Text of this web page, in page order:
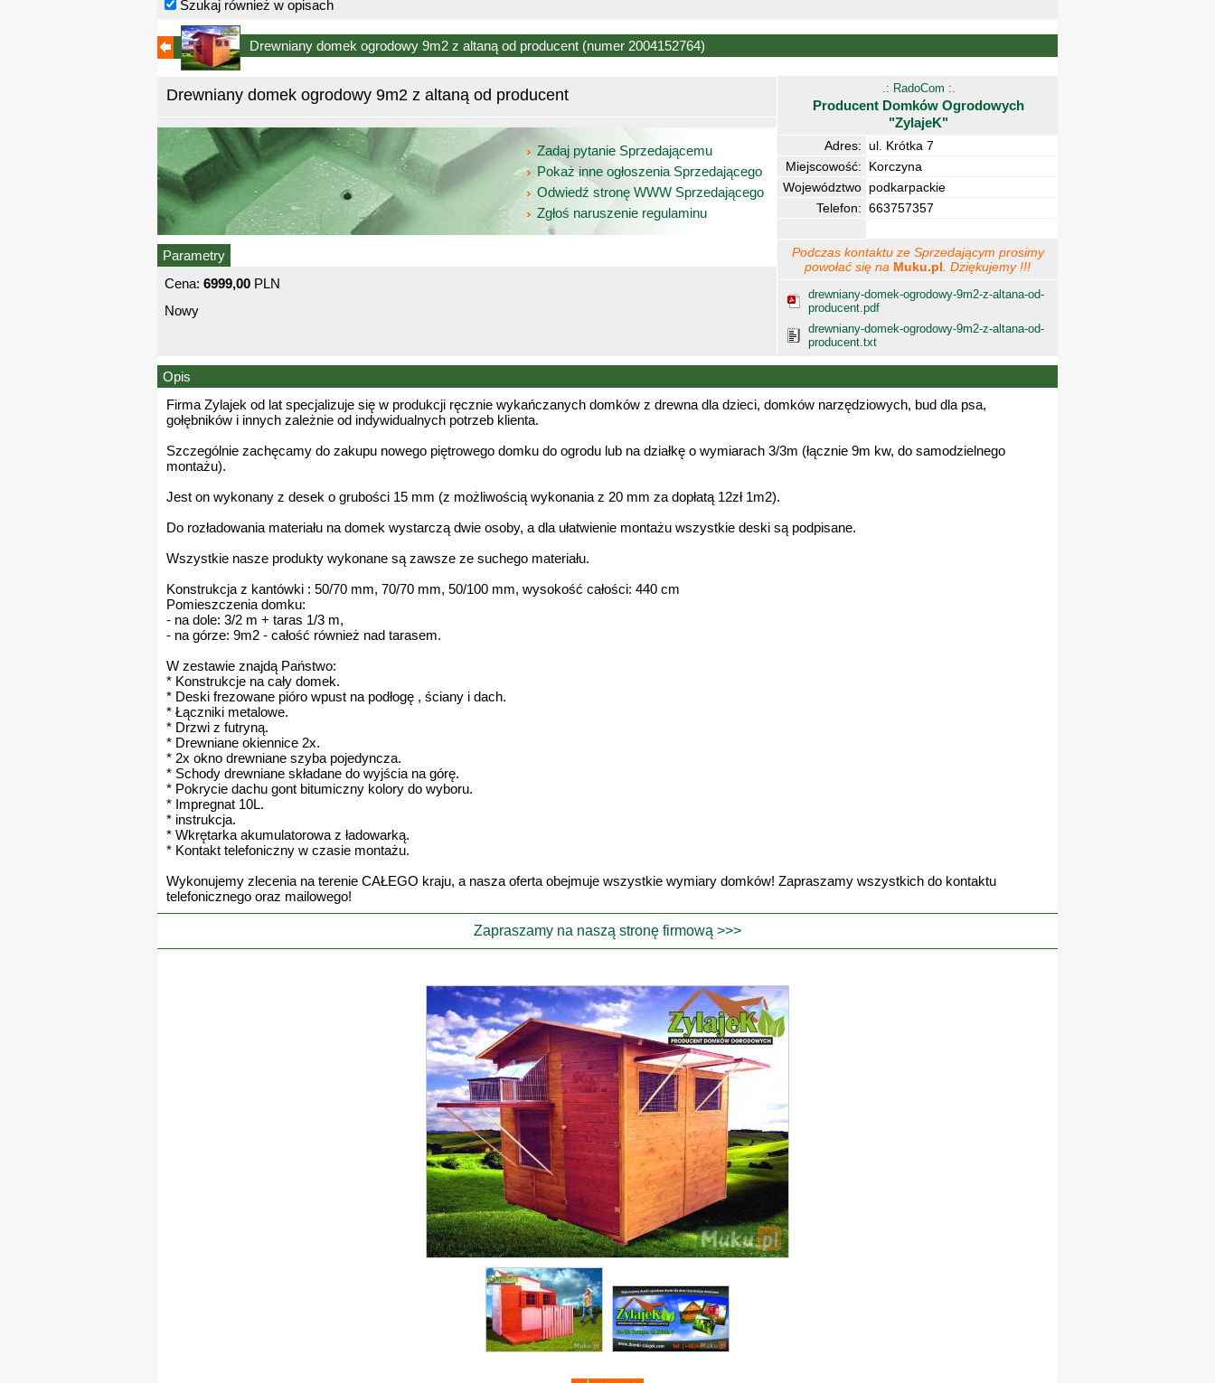
Szukaj również w opisach
Drewniany domek ogrodowy 9m2 z altaną od producent (numer 2004152764)
Drewniany domek ogrodowy 9m2 z altaną od producent
Zadaj pytanie Sprzedającemu
Pokaż inne ogłoszenia Sprzedającego
Odwiedź stronę WWW Sprzedającego
Zgłoś naruszenie regulaminu
Parametry
Cena: 6999,00 PLN
Nowy
.: RadoCom :.
Producent Domków Ogrodowych
"ZylajeK"
Adres: ul. Krótka 7
Miejscowość:
Korczyna
Województwo podkarpackie
Telefon: 663757357
Podczas kontaktu ze Sprzedającym prosimy
powołać się na Muku.pl . Dziękujemy !!!
drewniany-domek-ogrodowy-9m2-z-altana-od-
producent.pdf
drewniany-domek-ogrodowy-9m2-z-altana-od-
producent.txt
Opis
Firma Zylajek od lat specjalizuje się w produkcji ręcznie wykańczanych domków z drewna dla dzieci, domków narzędziowych, bud dla psa,
gołębników i innych zależnie od indywidualnych potrzeb klienta.
Szczególnie zachęcamy do zakupu nowego piętrowego domku do ogrodu lub na działkę o wymiarach 3/3m (łącznie 9m kw, do samodzielnego
montażu).
Jest on wykonany z desek o grubości 15 mm (z możliwością wykonania z 20 mm za dopłatą 12zł 1m2).
Do rozładowania materiału na domek wystarczą dwie osoby, a dla ułatwienie montażu wszystkie deski są podpisane.
Wszystkie nasze produkty wykonane są zawsze ze suchego materiału.
Konstrukcja z kantówki : 50/70 mm, 70/70 mm, 50/100 mm, wysokość całości: 440 cm
Pomieszczenia domku:
- na dole: 3/2 m + taras 1/3 m,
- na górze: 9m2 - całość również nad tarasem.
W zestawie znajdą Państwo:
* Konstrukcje na cały domek.
* Deski frezowane pióro wpust na podłogę , ściany i dach.
* Łączniki metalowe.
* Drzwi z futryną.
* Drewniane okiennice 2x.
* 2x okno drewniane szyba pojedyncza.
* Schody drewniane składane do wyjścia na górę.
* Pokrycie dachu gont bitumiczny kolory do wyboru.
* Impregnat 10L.
* instrukcja.
* Wkrętarka akumulatorowa z ładowarką.
* Kontakt telefoniczny w czasie montażu.
Wykonujemy zlecenia na terenie CAŁEGO kraju, a nasza oferta obejmuje wszystkie wymiary domków! Zapraszamy wszystkich do kontaktu
telefonicznego oraz mailowego!
Zapraszamy na naszą stronę firmową >>>